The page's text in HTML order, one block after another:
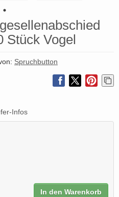
Stück Vogel
Spruchbutton
Infos
In den Warenkorb